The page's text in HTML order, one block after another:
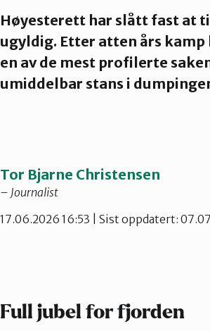
Høyesterett har slått fast at
ugyldig. Etter atten års kamp
en av de mest profilerte
umiddelbar stans i
Tor Bjarne Christensen
– Journalist
17.06.2026 16:53 | Sist oppdatert:
Full jubel for fjorden